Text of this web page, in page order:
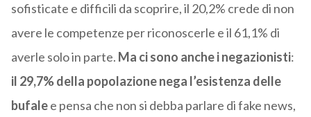
sofisticate e difficili da scoprire, il 20,2% crede di non
avere le competenze per riconoscerle e il 61,1% di
averle solo in parte. Ma ci sono anche i negazionisti:
il 29,7% della popolazione nega l’esistenza delle
bufalee pensa che non si debba parlare di fake news,